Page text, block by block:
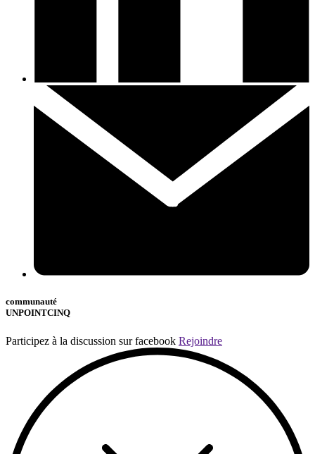
communauté
UNPOINTCINQ
Participez à la discussion sur facebook Rejoindre